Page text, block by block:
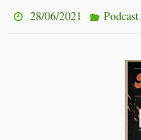
28/06/2021 Podcast,